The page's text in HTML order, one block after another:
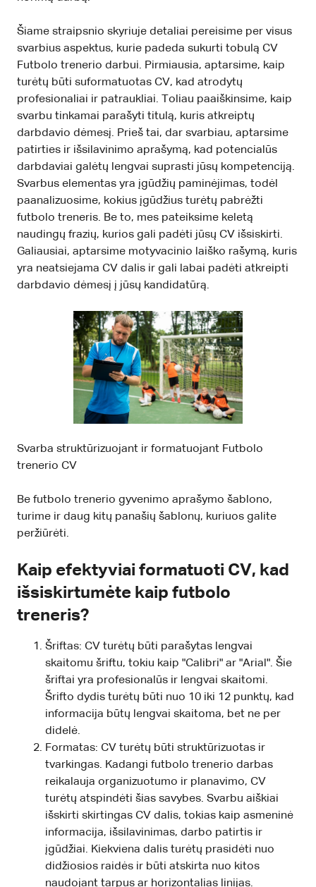
Šiame straipsnio skyriuje detaliai pereisime per visus
svarbius aspektus, kurie padeda sukurti tobulą CV
Futbolo trenerio darbui. Pirmiausia, aptarsime, kaip
turėtų būti suformatuotas CV, kad atrodytų
profesionaliai ir patraukliai. Toliau paaiškinsime, kaip
svarbu tinkamai parašyti titulą, kuris atkreiptų
darbdavio dėmesį. Prieš tai, dar svarbiau, aptarsime
patirties ir išsilavinimo aprašymą, kad potencialūs
darbdaviai galėtų lengvai suprasti jūsų kompetenciją.
Svarbus elementas yra įgūdžių paminėjimas, todėl
paanalizuosime, kokius įgūdžius turėtų pabrėžti
futbolo treneris. Be to, mes pateiksime keletą
naudingų frazių, kurios gali padėti jūsų CV išsiskirti.
Galiausiai, aptarsime motyvacinio laiško rašymą, kuris
yra neatsiejama CV dalis ir gali labai padėti atkreipti
darbdavio dėmesį į jūsų kandidatūrą.
Svarba struktūrizuojant ir formatuojant Futbolo
trenerio CV
Be futbolo trenerio gyvenimo aprašymo šablono,
turime ir daug kitų panašių šablonų, kuriuos galite
peržiūrėti.
Kaip efektyviai formatuoti CV, kad
išsiskirtumėte kaip futbolo
treneris?
Šriftas: CV turėtų būti parašytas lengvai
skaitomu šriftu, tokiu kaip "Calibri" ar "Arial". Šie
šriftai yra profesionalūs ir lengvai skaitomi.
Šrifto dydis turėtų būti nuo 10 iki 12 punktų, kad
informacija būtų lengvai skaitoma, bet ne per
didelė.
Formatas: CV turėtų būti struktūrizuotas ir
tvarkingas. Kadangi futbolo trenerio darbas
reikalauja organizuotumo ir planavimo, CV
turėtų atspindėti šias savybes. Svarbu aiškiai
išskirti skirtingas CV dalis, tokias kaip asmeninė
informacija, išsilavinimas, darbo patirtis ir
įgūdžiai. Kiekviena dalis turėtų prasidėti nuo
didžiosios raidės ir būti atskirta nuo kitos
naudojant tarpus ar horizontalias linijas.